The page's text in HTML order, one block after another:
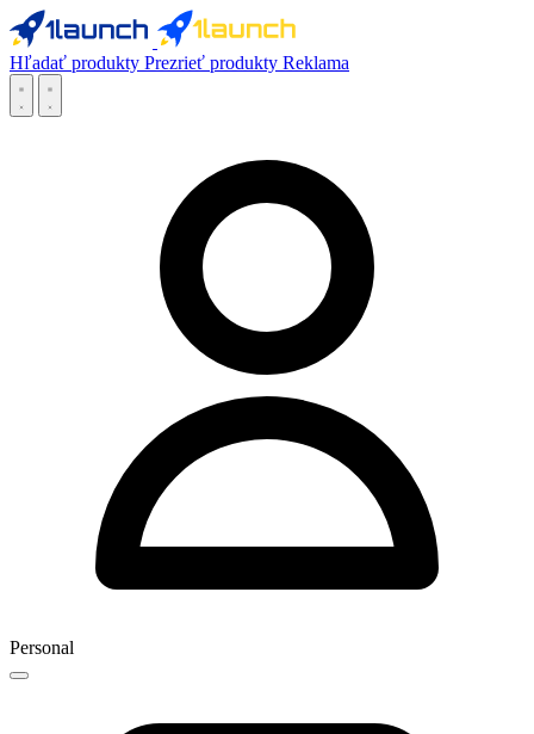
Hľadať produkty Prezrieť produkty Reklama
Personal